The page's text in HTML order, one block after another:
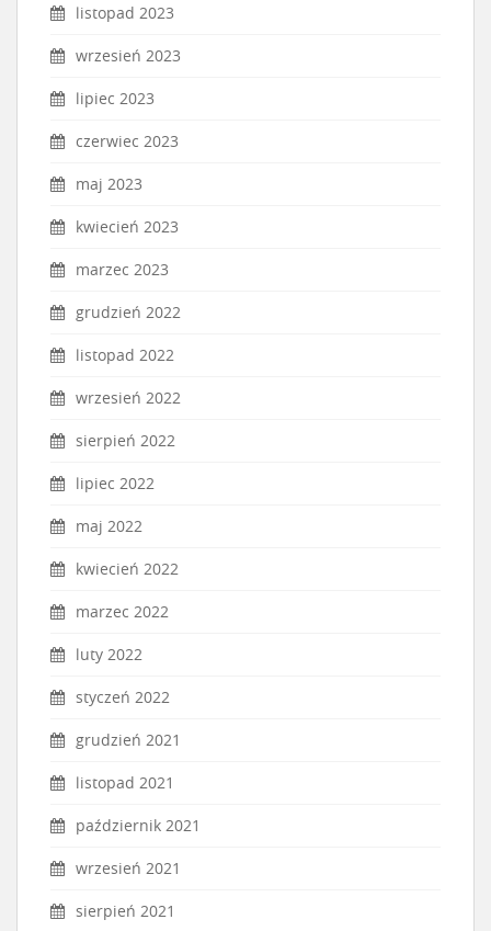
listopad 2023
wrzesień 2023
lipiec 2023
czerwiec 2023
maj 2023
kwiecień 2023
marzec 2023
grudzień 2022
listopad 2022
wrzesień 2022
sierpień 2022
lipiec 2022
maj 2022
kwiecień 2022
marzec 2022
luty 2022
styczeń 2022
grudzień 2021
listopad 2021
październik 2021
wrzesień 2021
sierpień 2021